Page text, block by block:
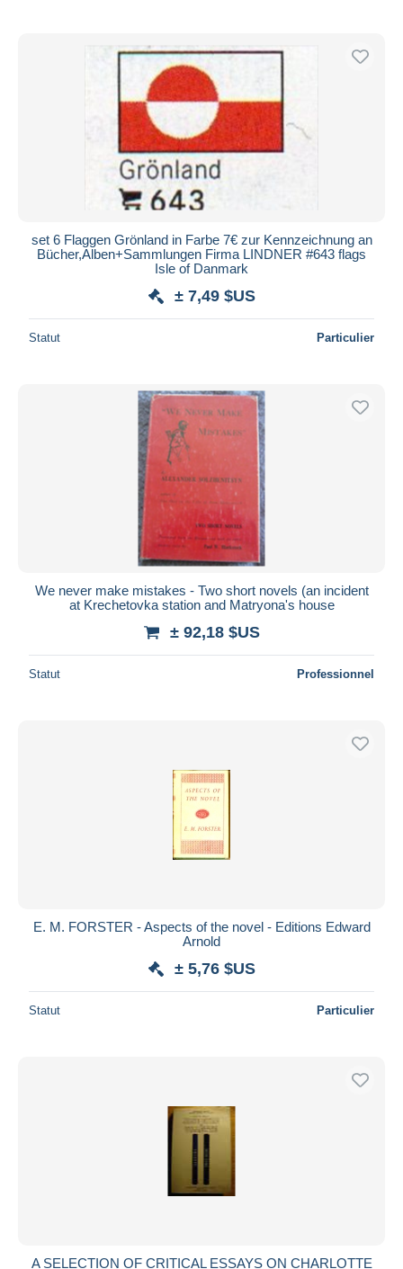
set 6 Flaggen Grönland in Farbe 7€ zur Kennzeichnung an
Bücher,Alben+Sammlungen Firma LINDNER #643 flags
Isle of Danmark
± 7,49 $US
Statut Particulier
We never make mistakes - Two short novels (an incident
at Krechetovka station and Matryona's house
± 92,18 $US
Statut Professionnel
E. M. FORSTER - Aspects of the novel - Editions Edward
Arnold
± 5,76 $US
Statut Particulier
A SELECTION OF CRITICAL ESSAYS ON CHARLOTTE